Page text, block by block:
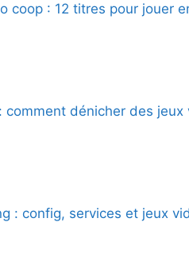
coop : 12 titres pour jouer
comment dénicher des
: config, services et jeux